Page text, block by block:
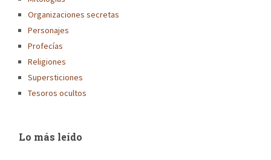
Organizaciones secretas
Personajes
Profecías
Religiones
Supersticiones
Tesoros ocultos
Lo más leído